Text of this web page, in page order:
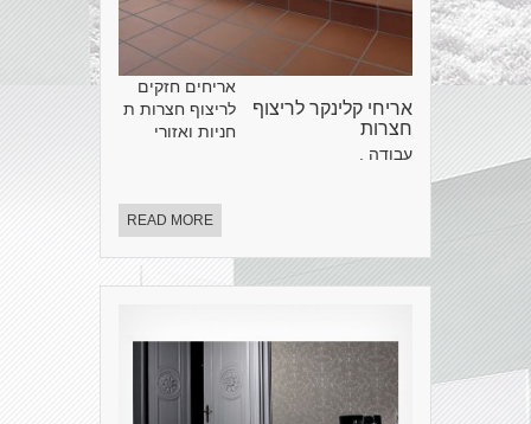
אריחי קלינקר לריצוף
חצרות
אריחים חזקים
לריצוף חצרות ת
חניות ואזורי
עבודה .
READ MORE